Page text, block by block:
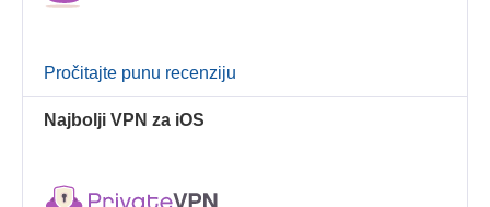
Pročitajte punu recenziju
Najbolji VPN za iOS